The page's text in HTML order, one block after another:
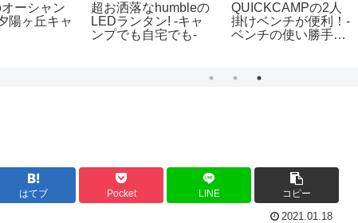
キサゴンテ
登場！これ
れば色々な
アウトドアで使える
GORE-TEXアウター
紹介-ブランド別
星の降る森で秋キャ
ンプ
はてブ Pocket LINE コピー
2021.01.18